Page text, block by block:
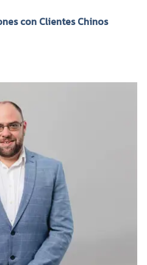
con Clientes Chinos